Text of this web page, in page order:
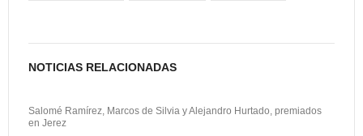
t
r
NOTICIAS RELACIONADAS
Salomé Ramírez, Marcos de Silvia y Alejandro Hurtado, premiados
en Jerez